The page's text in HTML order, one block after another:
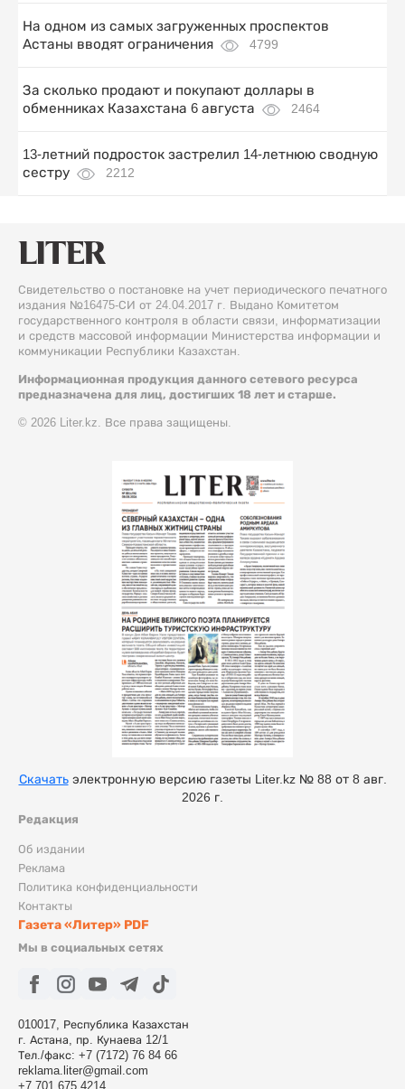
На одном из самых загруженных проспектов
Астаны вводят ограничения
4799
За сколько продают и покупают доллары в
обменниках Казахстана 6 августа
2464
13-летний подросток застрелил 14-летнюю сводную
сестру
2212
Свидетельство о постановке на учет периодического печатного
издания №16475-СИ от 24.04.2017 г. Выдано Комитетом
государственного контроля в области связи, информатизации
и средств массовой информации Министерства информации и
коммуникации Республики Казахстан.
Информационная продукция данного сетевого ресурса
предназначена для лиц, достигших 18 лет и старше.
© 2026 Liter.kz. Все права защищены.
Редакция
Об издании
Реклама
Политика конфиденциальности
Контакты
Газета «Литер» PDF
Мы в социальных сетях
010017, Республика Казахстан
г. Астана, пр. Кунаева 12/1
Тел./факс: +7 (7172) 76 84 66
reklama.liter@gmail.com
+7 701 675 4214
Скачатьэлектронную версию газеты Liter.kz № 88 от 8 авг.
2026 г.